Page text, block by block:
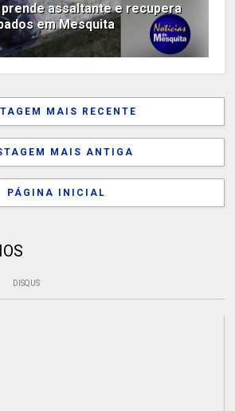
assaltante e recupera
em Mesquita
MAIS RECENTE
MAIS ANTIGA
PÁGINA INICIAL
DISQUS